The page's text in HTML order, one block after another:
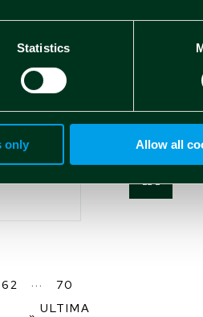
Statistics
only Allow all
62 ... 70
ULTIMA
Social